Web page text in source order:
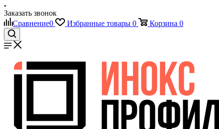
Заказать звонок
Сравнение0 Избранные товары 0 Корзина 0